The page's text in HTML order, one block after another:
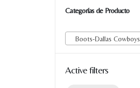
Categorías de Producto
Boots-Dallas Cowboys
Active filters